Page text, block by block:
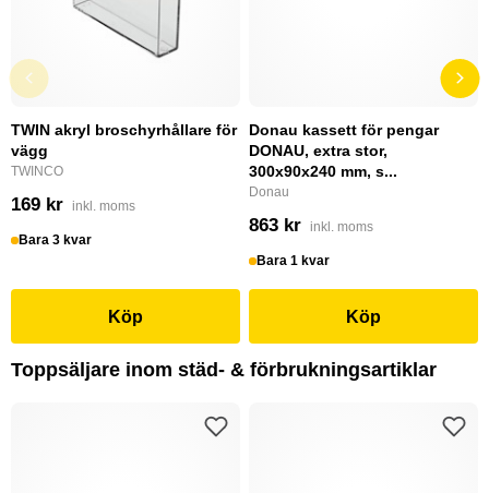
TWIN akryl broschyrhållare för
vägg
TWINCO
169 kr inkl. moms
Bara 3 kvar
Köp
Donau kassett för pengar
DONAU, extra stor,
300x90x240 mm, s...
Donau
863 kr inkl. moms
Bara 1 kvar
Köp
Toppsäljare inom städ- & förbrukningsartiklar